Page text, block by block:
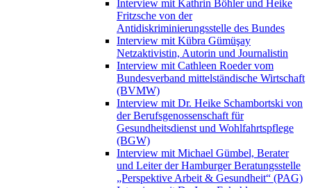
Interview mit Kathrin Böhler und Heike
Fritzsche von der
Antidiskriminierungsstelle des Bundes
Interview mit Kübra Gümüşay
Netzaktivistin, Autorin und Journalistin
Interview mit Cathleen Roeder vom
Bundesverband mittelständische Wirtschaft
(BVMW)
Interview mit Dr. Heike Schambortski von
der Berufsgenossenschaft für
Gesundheitsdienst und Wohlfahrtspflege
(BGW)
Interview mit Michael Gümbel, Berater
und Leiter der Hamburger Beratungsstelle
„Perspektive Arbeit & Gesundheit“ (PAG)